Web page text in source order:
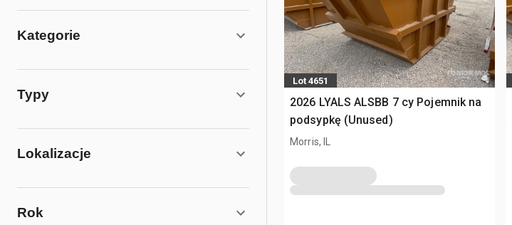
Kategorie
Typy
Lokalizacje
Rok
Lot 4651
2026 LYALS ALSBB 7 cy Pojemnik na
podsypkę (Unused)
Morris, IL